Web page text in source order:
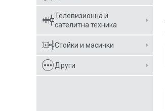
Телевизионна и
сателитна техника
Стойки и масички
Други